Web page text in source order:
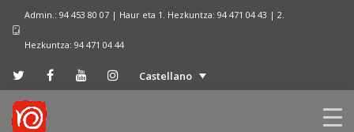
Admin.: 94 453 80 07 | Haur eta 1. Hezkuntza: 94 471 04 43 | 2.
Hezkuntza: 94 471 04 44
Castellano